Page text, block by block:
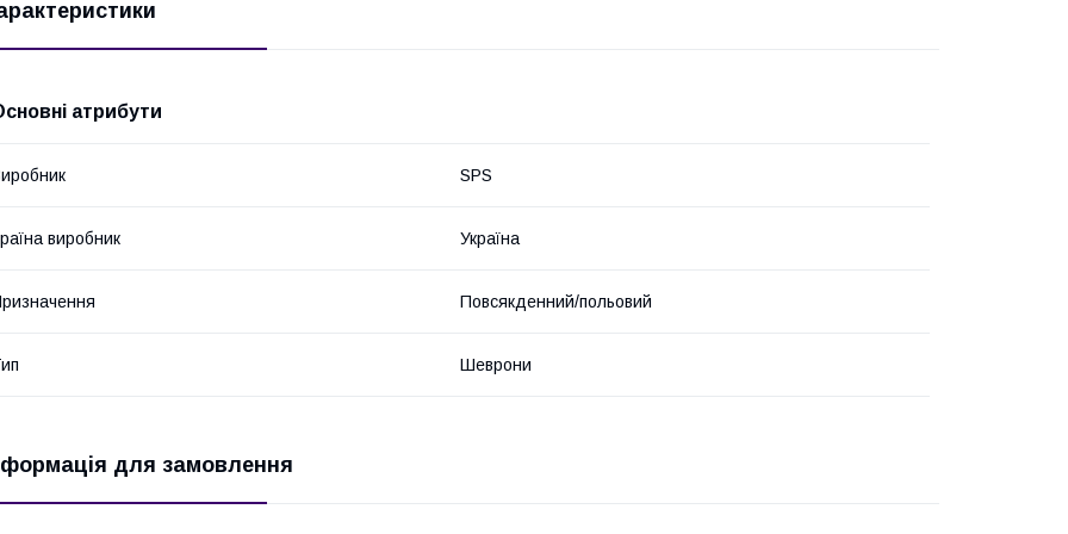
атрибути
SPS
виробник Україна
Повсякденний/польовий
Шеврони
для замовлення